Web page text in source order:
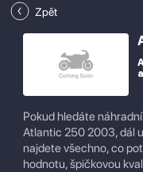
Zpět
Pokud hledáte
Atlantic 250 2003, dál
najdete všechno, co
hodnotu, špičkovou